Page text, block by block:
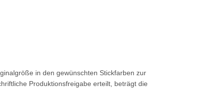
in den gewünschten Stickfarben zur
Produktionsfreigabe erteilt, beträgt die